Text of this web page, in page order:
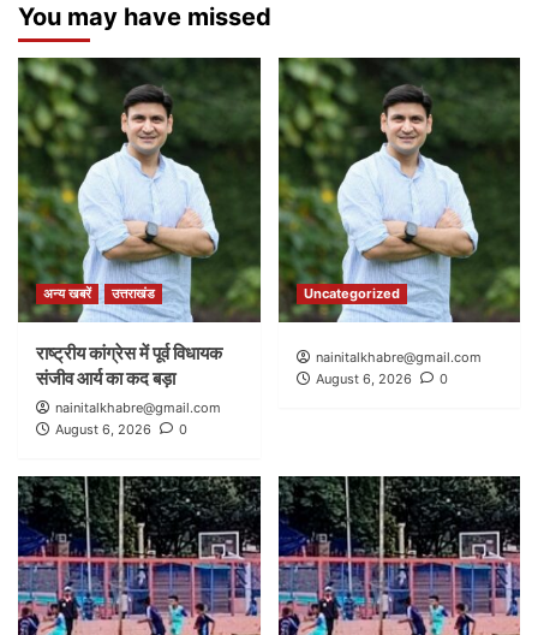
You may have missed
अन्य खबरें उत्तराखंड
राष्ट्रीय कांग्रेस में पूर्व विधायक
संजीव आर्य का कद बड़ा
nainitalkhabre@gmail.com
August 6, 2026
0
Uncategorized
nainitalkhabre@gmail.com
August 6, 2026
0